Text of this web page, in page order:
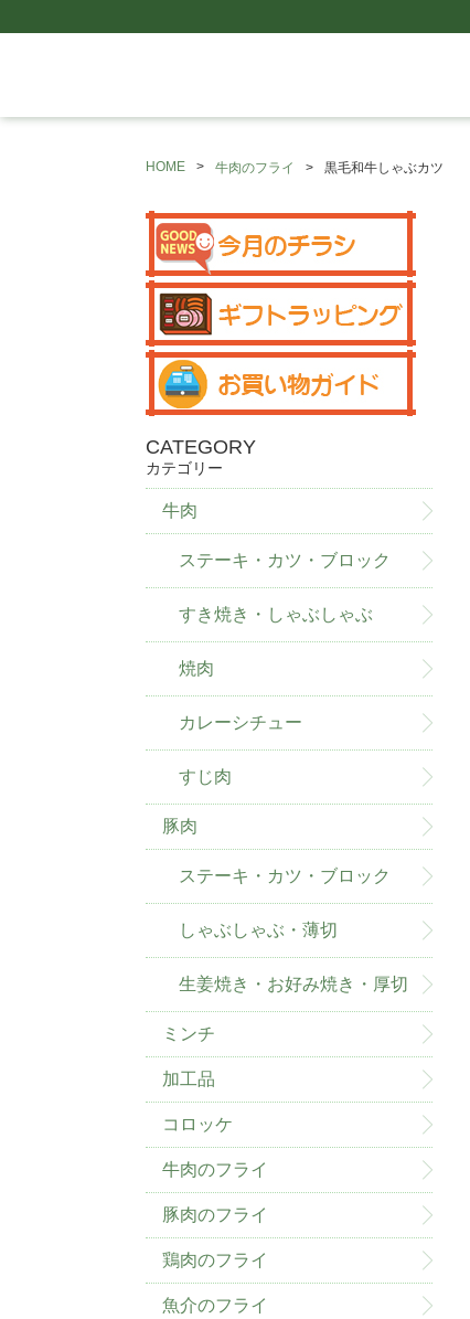
HOME 牛肉のフライ 黒毛和牛しゃぶカツ
CATEGORY
カテゴリー
牛肉
ステーキ・カツ・ブロック
すき焼き・しゃぶしゃぶ
焼肉
カレーシチュー
すじ肉
豚肉
ステーキ・カツ・ブロック
しゃぶしゃぶ・薄切
生姜焼き・お好み焼き・厚切
ミンチ
加工品
コロッケ
牛肉のフライ
豚肉のフライ
鶏肉のフライ
魚介のフライ